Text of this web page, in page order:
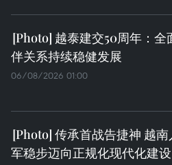
越泰建交50周年：全
伴关系持续稳健发展
06/08/2026 01:00
传承首战告捷神 越
军稳步迈向正规化现代化建设